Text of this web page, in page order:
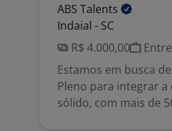
ABS Talents
Indaial - SC
R$ 4.000,00
Estamos em busca
Pleno para integrar
sólido, com mais de